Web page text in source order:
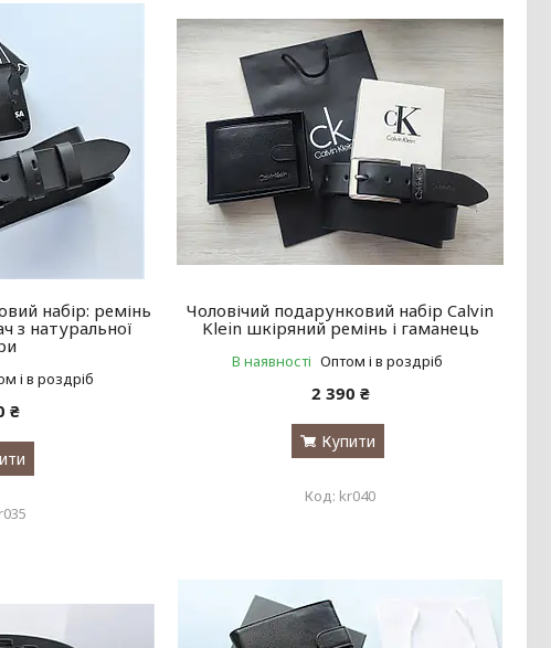
набір: ремінь
з натуральної
і в роздріб
₴
Чоловічий подарунковий набір Calvin
Klein шкіряний ремінь і гаманець
В наявності Оптом і в роздріб
2 390 ₴
Купити
kr040